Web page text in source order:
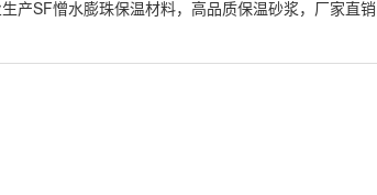
产SF憎水膨珠保温材料，高品质保温砂浆，厂家直